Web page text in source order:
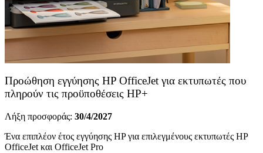
Προώθηση εγγύησης HP OfficeJet για εκτυπωτές που
πληρούν τις προϋποθέσεις HP+
Λήξη προσφοράς: 30/4/2027
Ένα επιπλέον έτος εγγύησης HP για επιλεγμένους εκτυπωτές HP
OfficeJet και OfficeJet Pro